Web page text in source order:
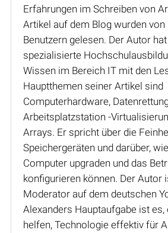
Erfahrungen im Schreiben von
Artikel auf dem Blog wurden
Benutzern gelesen. Der Autor
spezialisierte
Wissen im Bereich IT mit den
Hauptthemen seiner Artikel sind
Computerhardware,
Arbeitsplatzstation -
Arrays. Er spricht über die
Speichergeräten und darüber,
Computer upgraden und das
konfigurieren können. Der Autor
Moderator auf dem deutschen
Alexanders Hauptaufgabe ist es,
helfen, Technologie effektiv für